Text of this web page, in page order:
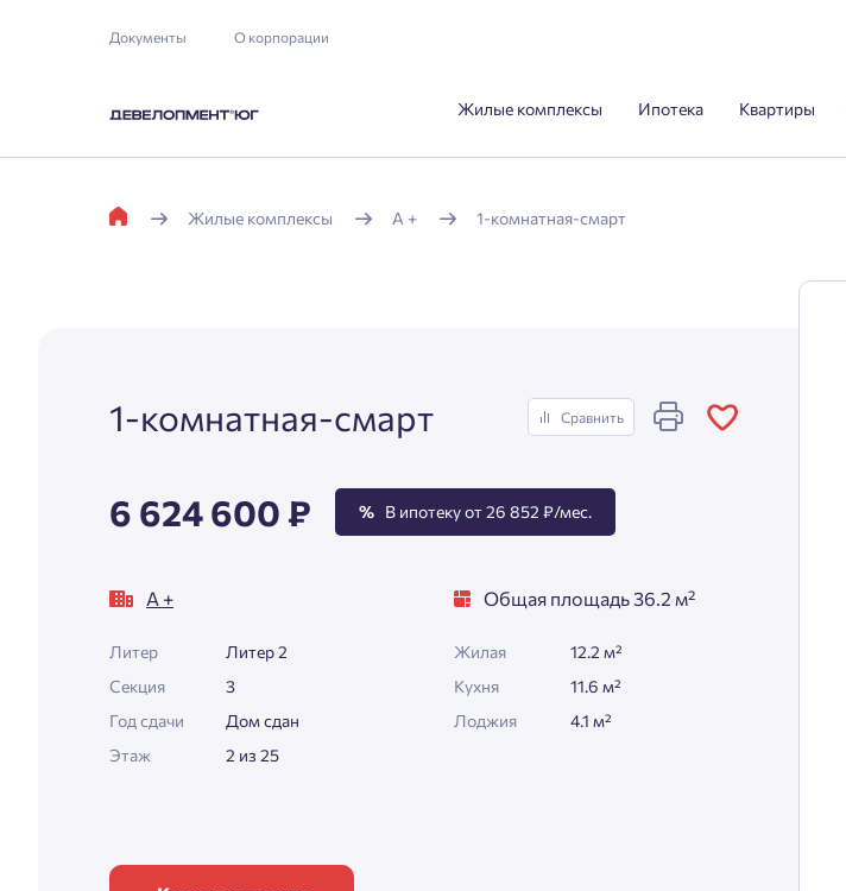
Документы О корпорации
Жилые комплексы Ипотека Квартиры
Жилые комплексы А + 1-комнатная-смарт
1-комнатная-смарт Сравнить
6 624 600 ₽ % В ипотеку от 26 852 ₽/мес.
А +
Литер
Литер 2
Секция
3
Год сдачи
Дом сдан
Этаж
2 из 25
Общая площадь 36.2 м²
Жилая
12.2 м²
Кухня
11.6 м²
Лоджия
4.1 м²